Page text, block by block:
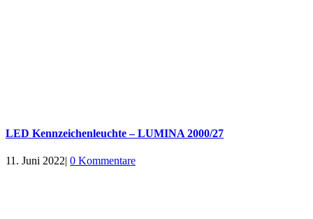
LED Kennzeichenleuchte – LUMINA 2000/27
11. Juni 2022| 0 Kommentare